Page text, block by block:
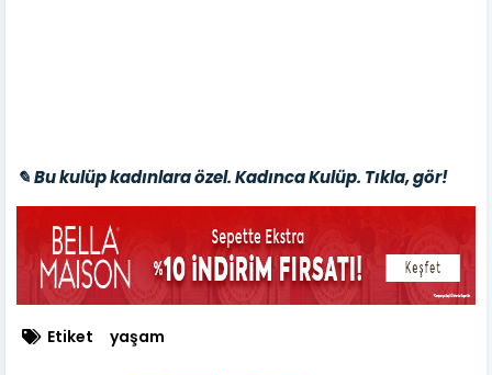
✎ Bu kulüp kadınlara özel. Kadınca Kulüp. Tıkla, gör!
Etiket yaşam